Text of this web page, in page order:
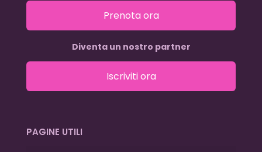
Prenota ora
Diventa un nostro partner
Iscriviti ora
PAGINE UTILI